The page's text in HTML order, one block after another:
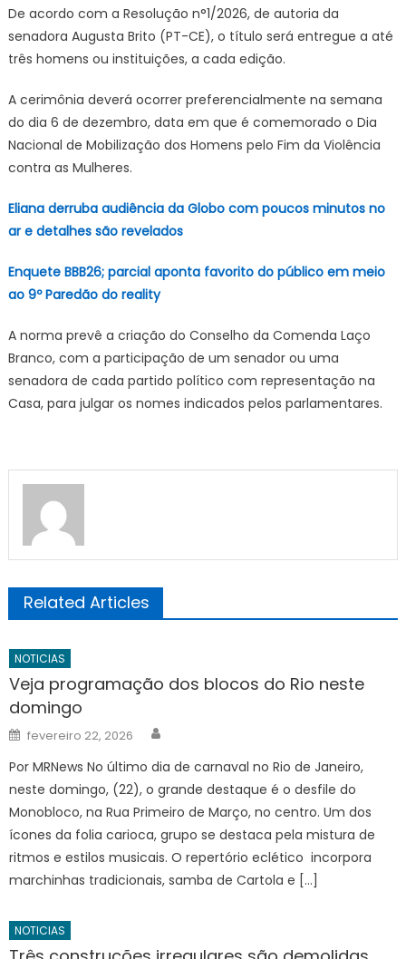
a
mulher
De acordo com a Resolução n°1/2026, de autoria da
senadora Augusta Brito (PT-CE), o título será entregue a até
três homens ou instituições, a cada edição.
A cerimônia deverá ocorrer preferencialmente na semana
do dia 6 de dezembro, data em que é comemorado o Dia
Nacional de Mobilização dos Homens pelo Fim da Violência
contra as Mulheres.
Eliana derruba audiência da Globo com poucos minutos no
ar e detalhes são revelados
Enquete BBB26; parcial aponta favorito do público em meio
ao 9º Paredão do reality
A norma prevê a criação do Conselho da Comenda Laço
Branco, com a participação de um senador ou uma
senadora de cada partido político com representação na
Casa, para julgar os nomes indicados pelos parlamentares.
Related Articles
NOTICIAS
Veja programação dos blocos do Rio neste
domingo
Posted
on
fevereiro 22, 2026
Por MRNews No último dia de carnaval no Rio de Janeiro,
neste domingo, (22), o grande destaque é o desfile do
Monobloco, na Rua Primeiro de Março, no centro. Um dos
ícones da folia carioca, grupo se destaca pela mistura de
ritmos e estilos musicais. O repertório eclético incorpora
marchinhas tradicionais, samba de Cartola e […]
NOTICIAS